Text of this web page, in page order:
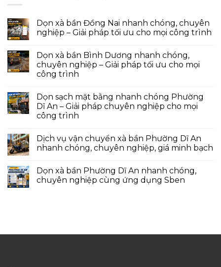
Dọn xà bần Đồng Nai nhanh chóng, chuyên
nghiệp – Giải pháp tối ưu cho mọi công trình
Dọn xà bần Bình Dương nhanh chóng,
chuyên nghiệp – Giải pháp tối ưu cho mọi
công trình
Dọn sạch mặt bằng nhanh chóng Phường
Dĩ An – Giải pháp chuyên nghiệp cho mọi
công trình
Dịch vụ vận chuyển xà bần Phường Dĩ An
nhanh chóng, chuyên nghiệp, giá minh bạch
Dọn xà bần Phường Dĩ An nhanh chóng,
chuyên nghiệp cùng ứng dụng Sben